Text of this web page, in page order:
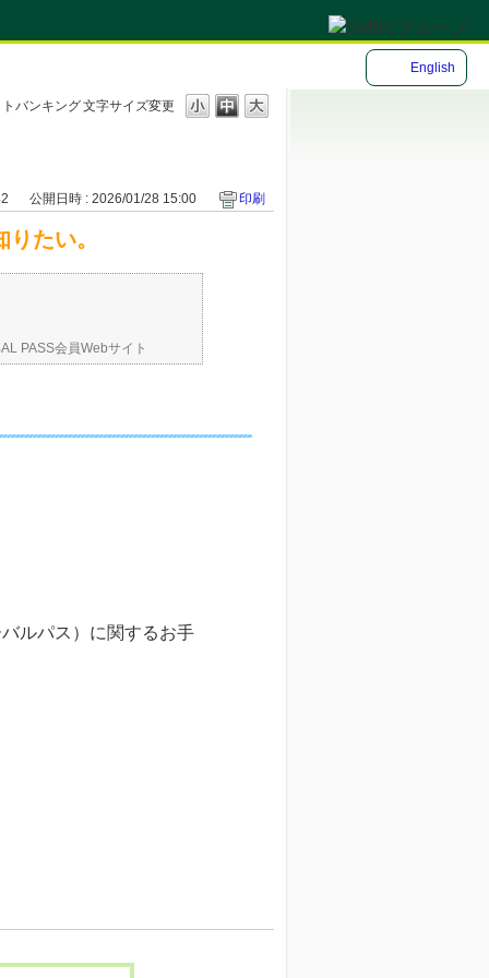
English
文字サイズ変更
バンキング
公開日時 : 2026/01/28 15:00 印刷
たい。
PASS会員Webサイト
ルパス）に関するお手